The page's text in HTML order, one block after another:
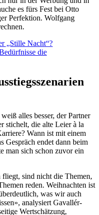
es fürs Fest bei Otto
Perfektion. Wolfgang
„Stille Nacht“?
die
alles besser, der Partner
stichelt, die alte Leier à la
Wann ist mit einem
Gespräch endet dann beim
man sich schon zuvor ein
fliegt, sind nicht die Themen,
reden. Weihnachten ist
was wir auch
analysiert Gavallér-
Wertschätzung,